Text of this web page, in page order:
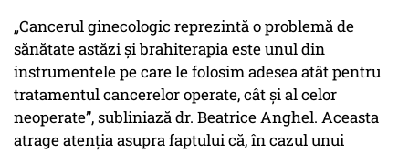
„Cancerul ginecologic reprezintă o problemă de
sănătate astăzi și brahiterapia este unul din
instrumentele pe care le folosim adesea atât pentru
tratamentul cancerelor operate, cât și al celor
neoperate”, subliniază dr. Beatrice Anghel. Aceasta
atrage atenția asupra faptului că, în cazul unui